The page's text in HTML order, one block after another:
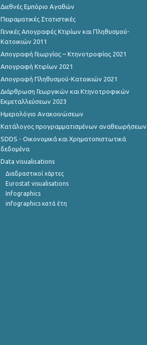
Διεθνές Εμπόριο Αγαθών
Πειραματικές Στατιστικές
Γενικές Απογραφές Κτιρίων και Πληθυσμού-
Κατοικιών 2011
Απογραφή Γεωργίας – Κτηνοτροφίας 2021
Απογραφή Κτιρίων 2021
Απογραφή Πληθυσμού-Κατοικιών 2021
Διάρθρωση Γεωργικών και Κτηνοτροφικών
Εκμεταλλεύσεων 2023
Ημερολόγιο Ανακοινώσεων
Κατάλογος προγραμματισμένων αναθεωρήσεων
SDDS - Οικονομικά και Χρηματοπιστωτικά
δεδομένα
Data visualisations
Διαδραστικοί χάρτες
Eurostat visualisations
Infographics
infographics κατά έτη